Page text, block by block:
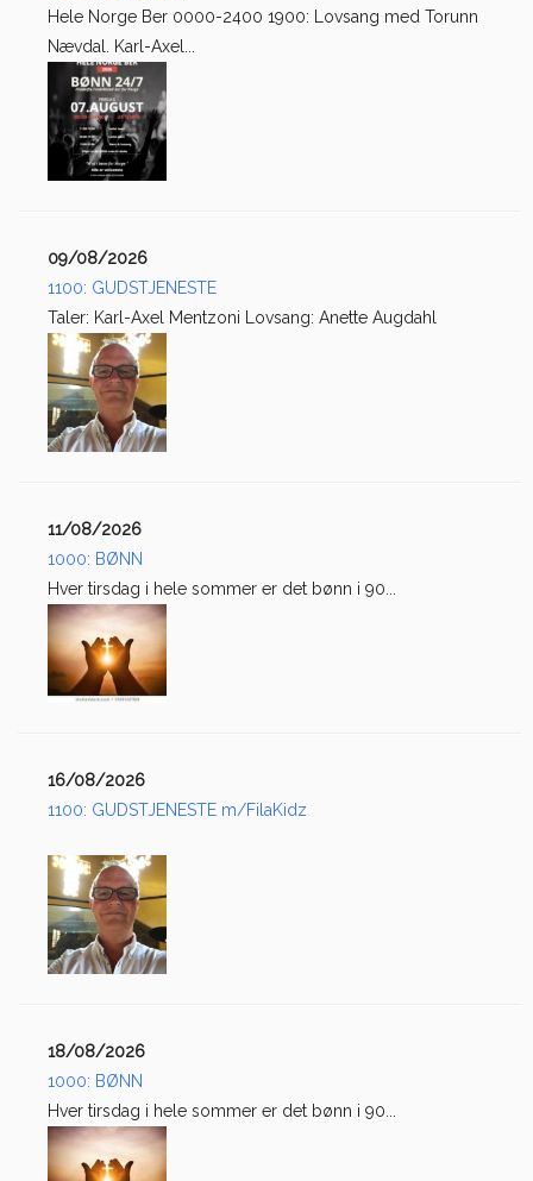
Hele Norge Ber 0000-2400 1900: Lovsang med Torunn
Nævdal. Karl-Axel...
09/08/2026
1100: GUDSTJENESTE
Taler: Karl-Axel Mentzoni Lovsang: Anette Augdahl
11/08/2026
1000: BØNN
Hver tirsdag i hele sommer er det bønn i 90...
16/08/2026
1100: GUDSTJENESTE m/FilaKidz
18/08/2026
1000: BØNN
Hver tirsdag i hele sommer er det bønn i 90...